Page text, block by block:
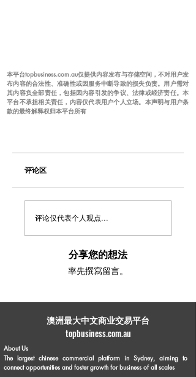
本平台topbusiness.com.au仅提供内容发布与存储空间，不对用户发
布内容的合法性、准确性或因服务中断导致的损失负责。用户需对
其内容负全部责任，包括因内容引发的争议、法律或经济责任。本
平台不承担相关责任，内容仅代表用户个人立场。本声明与用户条
款的最终解释权归本平台所有
评论区
评论仅代表个人观点...
分享您的想法
率先撰寫留言。
​澳洲最大中文商业交易平台
topbusiness.com.au
About Us
The largest chinese commercial platform in Sydney, aiming to
connect opportunities and foster growth for business of all scales